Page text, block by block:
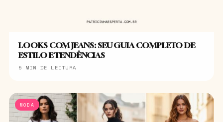
LOOKS COM JEANS: SEU GUIA COMPLETO DE
ESTILO E TENDÊNCIAS
5 MIN DE LEITURA
MODA